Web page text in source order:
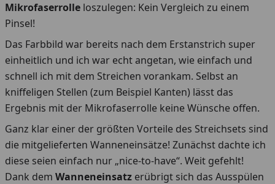
Mikrofaserrolle loszulegen: Kein Vergleich zu einem
Pinsel!
Das Farbbild war bereits nach dem Erstanstrich super
einheitlich und ich war echt angetan, wie einfach und
schnell ich mit dem Streichen vorankam. Selbst an
kniffeligen Stellen (zum Beispiel Kanten) lässt das
Ergebnis mit der Mikrofaserrolle keine Wünsche offen.
Ganz klar einer der größten Vorteile des Streichsets sind
die mitgelieferten Wanneneinsätze! Zunächst dachte ich
diese seien einfach nur „nice-to-have“. Weit gefehlt!
Dank dem Wanneneinsatz erübrigt sich das Ausspülen